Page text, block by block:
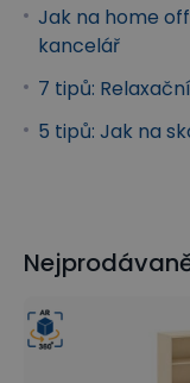
Jak na home
kancelář
7 tipů:
5 tipů: Jak na